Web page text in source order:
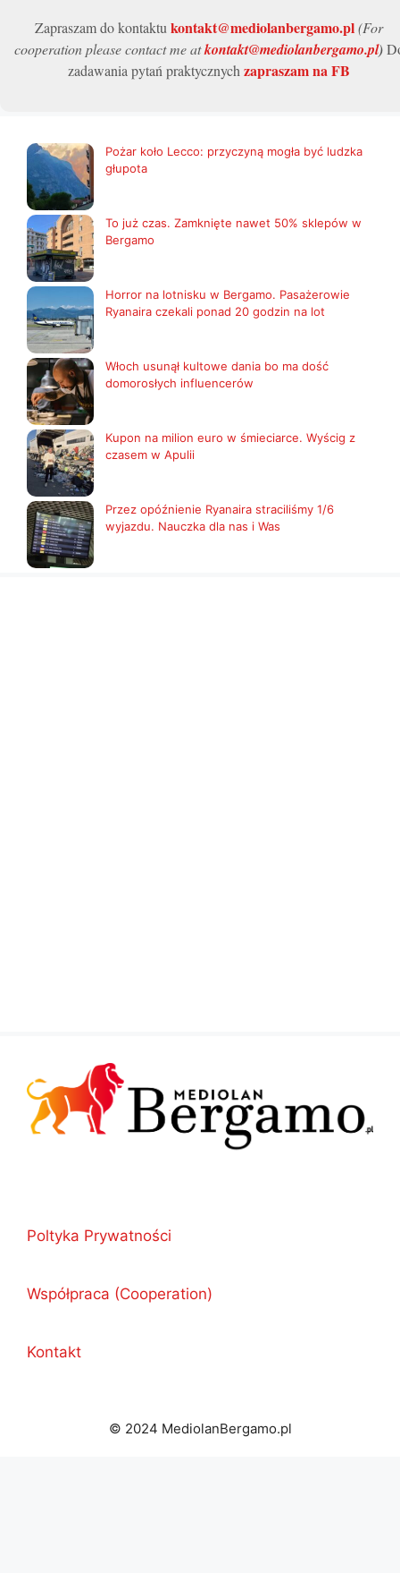
Zapraszam do kontaktu kontakt@mediolanbergamo.pl(For
cooperation please contact me atkontakt@mediolanbergamo.pl)
zadawania pytań praktycznych zapraszam na FB
Pożar koło Lecco: przyczyną mogła być ludzka
głupota
To już czas. Zamknięte nawet 50% sklepów w
Bergamo
Horror na lotnisku w Bergamo. Pasażerowie
Ryanaira czekali ponad 20 godzin na lot
Włoch usunął kultowe dania bo ma dość
domorosłych influencerów
Kupon na milion euro w śmieciarce. Wyścig z
czasem w Apulii
Przez opóźnienie Ryanaira straciliśmy 1/6
wyjazdu. Nauczka dla nas i Was
Poltyka Prywatności
Współpraca (Cooperation)
Kontakt
© 2024 MediolanBergamo.pl